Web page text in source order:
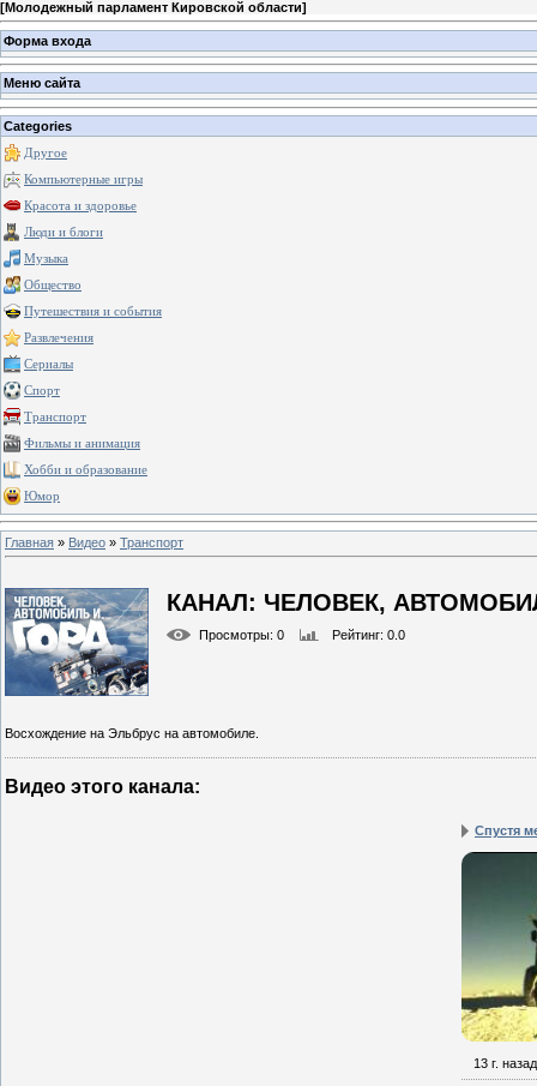
[Молодежный парламент Кировской области]
Форма входа
Меню сайта
Categories
Другое
Компьютерные игры
Красота и здоровье
Люди и блоги
Музыка
Общество
Путешествия и события
Развлечения
Сериалы
Спорт
Транспорт
Фильмы и анимация
Хобби и образование
Юмор
Главная » Видео » Транспорт
КАНАЛ: ЧЕЛОВЕК,
Просмотры: 0 Рейтинг: 0.0
Восхождение на Эльбрус на автомобиле.
Видео этого канала:
Спустя
13 г. назад